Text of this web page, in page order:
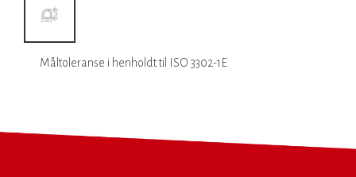
Måltoleranse i henholdt til ISO 3302-1E